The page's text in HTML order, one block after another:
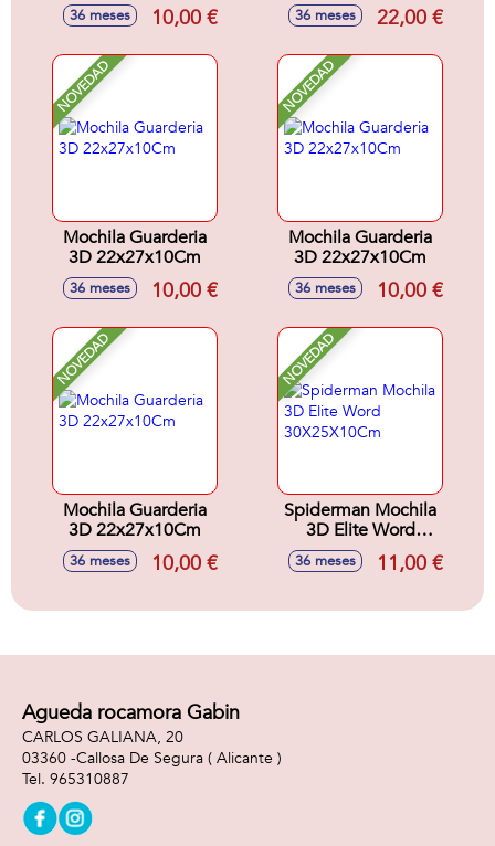
36 meses 10,00 € 36 meses 22,00 €
NOVEDAD
Mochila Guarderia
3D 22x27x10Cm
36 meses 10,00 €
NOVEDAD
Mochila Guarderia
3D 22x27x10Cm
36 meses 10,00 €
NOVEDAD
Mochila Guarderia
3D 22x27x10Cm
36 meses 10,00 €
NOVEDAD
Spiderman Mochila
3D Elite Word
30X25X10Cm
36 meses 11,00 €
Agueda rocamora Gabin
CARLOS GALIANA, 20
03360 -Callosa De Segura ( Alicante )
965310887